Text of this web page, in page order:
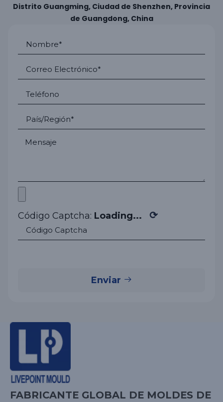
Distrito Guangming, Ciudad de Shenzhen, Provincia
de Guangdong, China
Código Captcha: Loading... ⟳
Enviar
FABRICANTE GLOBAL DE MOLDES DE